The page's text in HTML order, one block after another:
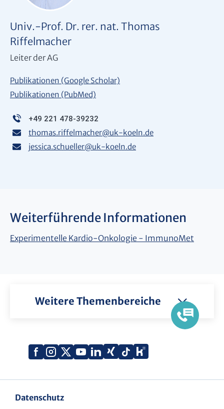
Univ.-Prof. Dr. rer. nat. Thomas
Riffelmacher
Leiter der AG
Publikationen (Google Scholar)
Publikationen (PubMed)
+49 221 478-39232
thomas.riffelmacher@uk-koeln.de
jessica.schueller@uk-koeln.de
Weiterführende Informationen
Experimentelle Kardio-Onkologie - ImmunoMet
Weitere Themenbereiche
Facebook
Instagram
X
YouTube
LinkedIn
Xing TiktokKununu
Datenschutz